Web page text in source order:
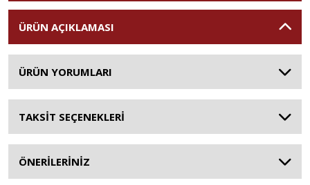
ÜRÜN AÇIKLAMASI
ÜRÜN YORUMLARI
TAKSİT SEÇENEKLERİ
ÖNERİLERİNİZ